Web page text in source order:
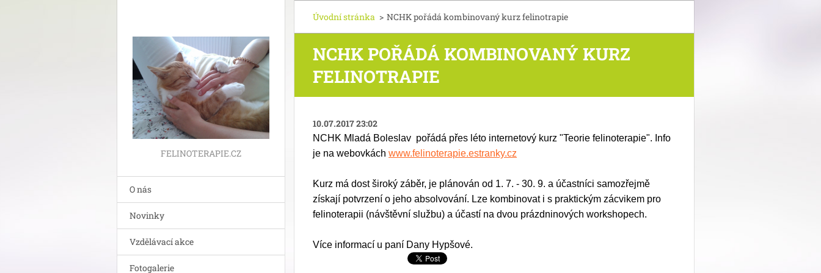
FELINOTERAPIE.CZ
O nás
Novinky
Vzdělávací akce
Fotogalerie
Úvodní stránka > NCHK pořádá kombinovaný kurz felinotrapie
NCHK POŘÁDÁ KOMBINOVANÝ KURZ
FELINOTRAPIE
10.07.2017 23:02
NCHK Mladá Boleslav pořádá přes léto internetový kurz "Teorie felinoterapie". Info
je na webovkách www.felinoterapie.estranky.cz
Kurz má dost široký záběr, je plánován od 1. 7. - 30. 9. a účastníci samozřejmě
získají potvrzení o jeho absolvování. Lze kombinovat i s praktickým zácvikem pro
felinoterapii (návštěvní službu) a účastí na dvou prázdninových workshopech.
Více informací u paní Dany Hypšové.